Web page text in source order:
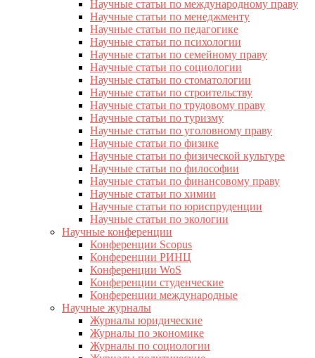
Научные статьи по международному праву
Научные статьи по менеджменту
Научные статьи по педагогике
Научные статьи по психологии
Научные статьи по семейному праву
Научные статьи по социологии
Научные статьи по стоматологии
Научные статьи по строительству
Научные статьи по трудовому праву
Научные статьи по туризму
Научные статьи по уголовному праву
Научные статьи по физике
Научные статьи по физической культуре
Научные статьи по философии
Научные статьи по финансовому праву
Научные статьи по химии
Научные статьи по юриспруденции
Научные статьи по экологии
Научные конференции
Конференции Scopus
Конференции РИНЦ
Конференции WoS
Конференции студенческие
Конференции международные
Научные журналы
Журналы юридические
Журналы по экономике
Журналы по социологии